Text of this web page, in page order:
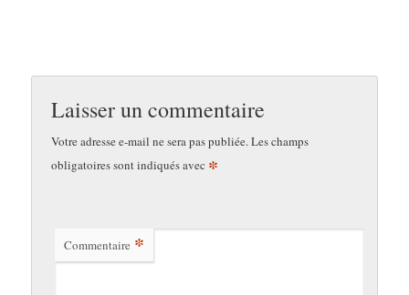
Laisser un commentaire
Votre adresse e-mail ne sera pas publiée.Les champs
obligatoires sont indiqués avec *
Commentaire *